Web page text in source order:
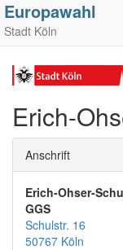
Europawahl
Stadt Köln
Erich-
Anschrift
Erich-Ohser-
GGS
Schulstr. 16
50767 Köln